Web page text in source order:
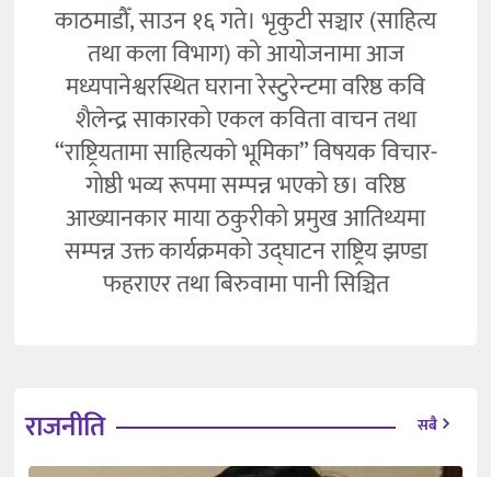
काठमाडौँ, साउन १६ गते। भृकुटी सञ्चार (साहित्य
तथा कला विभाग) को आयोजनामा आज
मध्यपानेश्वरस्थित घराना रेस्टुरेन्टमा वरिष्ठ कवि
शैलेन्द्र साकारको एकल कविता वाचन तथा
“राष्ट्रियतामा साहित्यको भूमिका” विषयक विचार-
गोष्ठी भव्य रूपमा सम्पन्न भएको छ। वरिष्ठ
आख्यानकार माया ठकुरीको प्रमुख आतिथ्यमा
सम्पन्न उक्त कार्यक्रमको उद्घाटन राष्ट्रिय झण्डा
फहराएर तथा बिरुवामा पानी सिञ्चित
राजनीति सबै